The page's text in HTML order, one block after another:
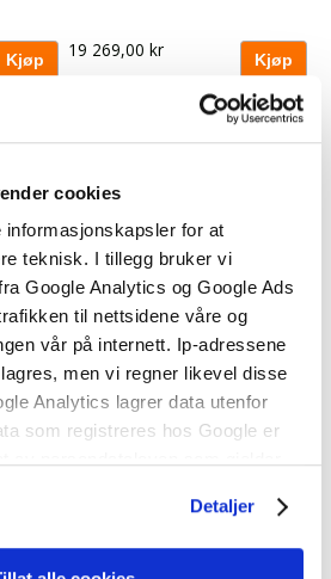
cookies
for at
teknisk. I tillegg bruker vi
Google Analytics og Google Ads
til nettsidene våre og
vår på internett. Ip-adressene
men vi regner likevel disse
Analytics lagrer data utenfor
som registreres hos Google er
informasjonskapsler for å gi
personlig preg, for å levere
og for å analysere trafikken vår.
Detaljer
19 269,00 kr
Alternator 12V 90A 2-
polet
4.108, 4.236 og .....
6 513,75 kr